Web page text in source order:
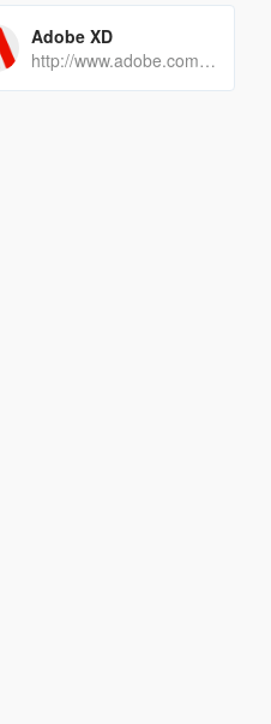
Adobe XD
http://www.adobe.com/products/xd.html